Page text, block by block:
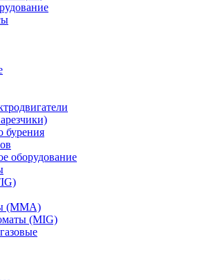
бурения
оборудование
(MMA)
(MIG)